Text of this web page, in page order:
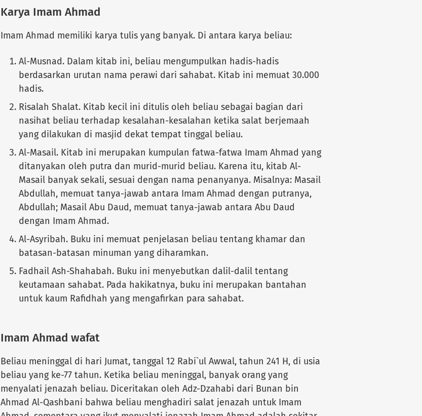
Karya Imam Ahmad
Imam Ahmad memiliki karya tulis yang banyak. Di antara karya beliau:
Al-Musnad. Dalam kitab ini, beliau mengumpulkan hadis-hadis
berdasarkan urutan nama perawi dari sahabat. Kitab ini memuat 30.000
hadis.
Risalah Shalat. Kitab kecil ini ditulis oleh beliau sebagai bagian dari
nasihat beliau terhadap kesalahan-kesalahan ketika salat berjemaah
yang dilakukan di masjid dekat tempat tinggal beliau.
Al-Masail. Kitab ini merupakan kumpulan fatwa-fatwa Imam Ahmad yang
ditanyakan oleh putra dan murid-murid beliau. Karena itu, kitab Al-
Masail banyak sekali, sesuai dengan nama penanyanya. Misalnya: Masail
Abdullah, memuat tanya-jawab antara Imam Ahmad dengan putranya,
Abdullah; Masail Abu Daud, memuat tanya-jawab antara Abu Daud
dengan Imam Ahmad.
Al-Asyribah. Buku ini memuat penjelasan beliau tentang khamar dan
batasan-batasan minuman yang diharamkan.
Fadhail Ash-Shahabah. Buku ini menyebutkan dalil-dalil tentang
keutamaan sahabat. Pada hakikatnya, buku ini merupakan bantahan
untuk kaum Rafidhah yang mengafirkan para sahabat.
Imam Ahmad wafat
Beliau meninggal di hari Jumat, tanggal 12 Rabi`ul Awwal, tahun 241 H, di usia
beliau yang ke-77 tahun. Ketika beliau meninggal, banyak orang yang
menyalati jenazah beliau. Diceritakan oleh Adz-Dzahabi dari Bunan bin
Ahmad Al-Qashbani bahwa beliau menghadiri salat jenazah untuk Imam